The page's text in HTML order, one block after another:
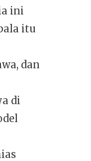
ini
itu
dan
di